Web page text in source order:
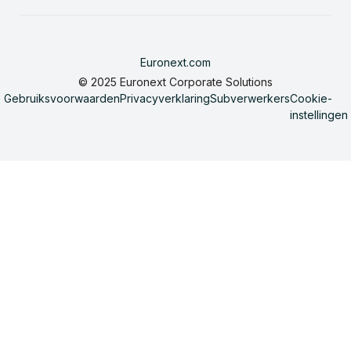
© 2025 Euronext Corporate Solutions
GebruiksvoorwaardenPrivacyverklaringSubverwerkersCookie-
instellingen
Euronext.com